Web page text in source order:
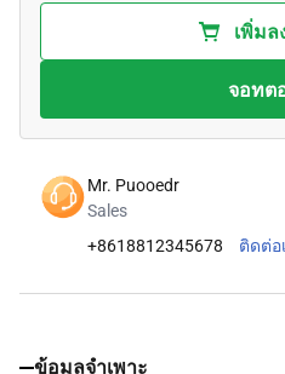
เพิ่มล
จอทต
Mr. Puooedr
Sales
+8618812345678
ติดต่อ
ข้อมูลจำเพาะ